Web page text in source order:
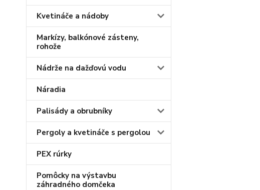
Kvetináče a nádoby
Markízy, balkónové zásteny,
rohože
Nádrže na dažďovú vodu
Náradia
Palisády a obrubníky
Pergoly a kvetináče s pergolou
PEX rúrky
Pomôcky na výstavbu
záhradného domčeka